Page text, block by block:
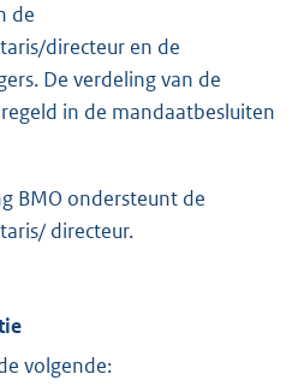
de
directeur en de
De verdeling van de
in de mandaatbesluiten
BMO ondersteunt de
directeur.
volgende: